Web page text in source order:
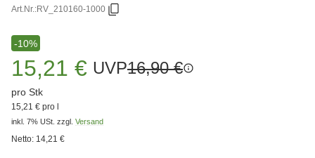
Art.Nr.:RV_210160-1000
-10%
15,21 € UVP16,90 €
pro Stk
15,21 € pro l
inkl. 7% USt. zzgl. Versand
Netto: 14,21 €